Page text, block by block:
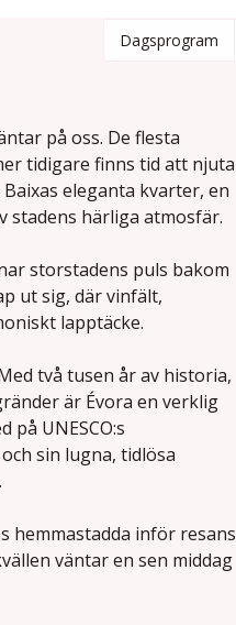
Dagsprogram
på oss. De flesta
tidigare finns tid att njuta
eleganta kvarter, en
härliga atmosfär.
storstadens puls bakom
ut sig, där vinfält,
lapptäcke.
två tusen år av historia,
är Évora en verklig
på UNESCO:s
sin lugna, tidlösa
hemmastadda inför resans
väntar en sen middag